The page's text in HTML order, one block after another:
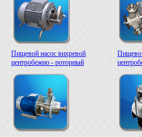
Пищевой насос вихревой
центробежно - роторный